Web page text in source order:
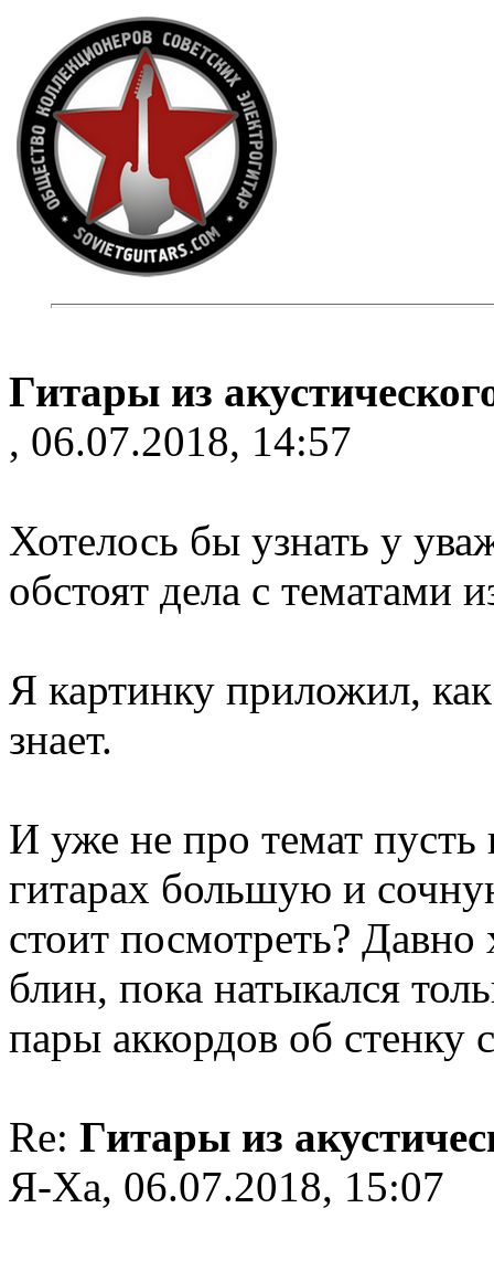
Гитары из
, 06.07.2018, 14:57
Хотелось бы узнать у
обстоят дела с тематами
Я картинку приложил,
знает.
И уже не про темат пусть
гитарах большую и
стоит посмотреть? Давно
блин, пока натыкался
пары аккордов об стенку
Re: Гитары из
Я-Ха, 06.07.2018, 15:07